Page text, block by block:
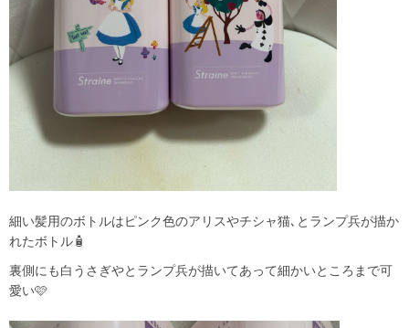
細い髪用のボトルはピンク色のアリスやチシャ猫､とランプ兵が描か
れたボトル🧴
裏側にも白うさぎやとランプ兵が描いてあって細かいところまで可
愛い🩷